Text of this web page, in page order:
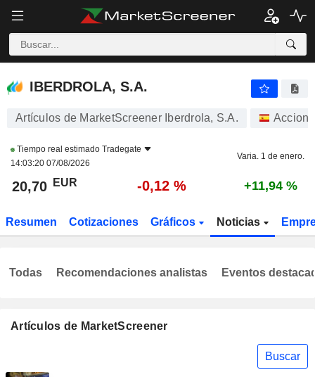
IBERDROLA, S.A.
IBERDROLA, S.A.
Artículos de MarketScreener Iberdrola, S.A.
Tiempo real estimado Tradegate
14:03:20 07/08/2026
Varia. 1 de enero.
20,70 EUR -0,12 % +11,94 %
Resumen Cotizaciones Gráficos Noticias
Artículos de MarketScreener
Buscar
Todas Recomendaciones analistas Eventos